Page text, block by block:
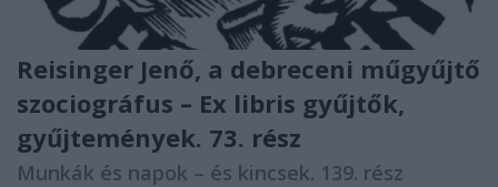
Reisinger Jenő, a debreceni műgyűjtő
szociográfus – Ex libris gyűjtők,
gyűjtemények. 73. rész
Munkák és napok – és kincsek. 139. rész